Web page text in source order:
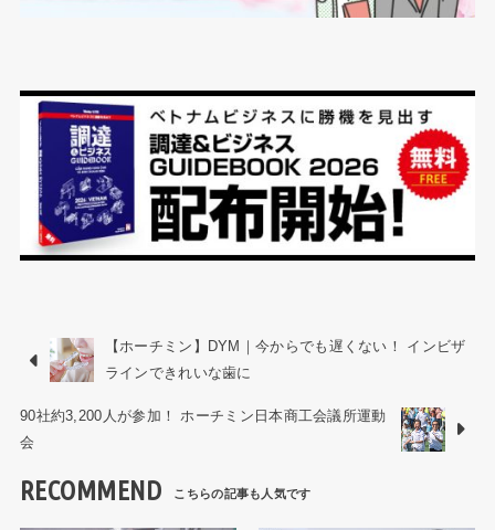
【ホーチミン】DYM｜今からでも遅くない！ インビザ
ラインできれいな歯に
90社約3,200人が参加！ ホーチミン日本商工会議所運動
会
RECOMMEND